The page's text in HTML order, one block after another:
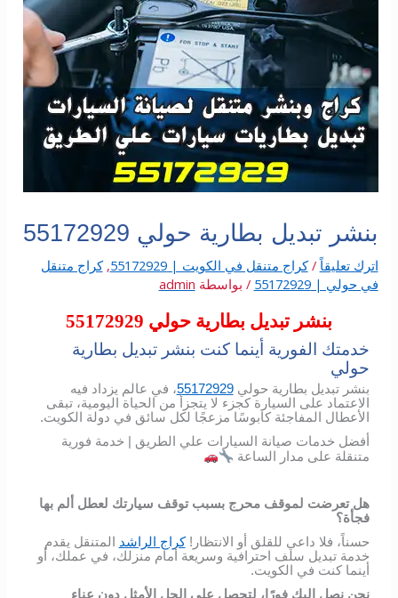
بنشر تبديل بطارية حولي 55172929
اترك تعليقاً /كراج متنقل في الكويت | 55172929 ,كراج متنقل
في حولي | 55172929
/ بواسطة admin
بنشر تبديل بطارية حولي 55172929
خدمتك الفورية أينما كنت بنشر تبديل بطارية
حولي
بنشر تبديل بطارية حولي55172929، في عالم يزداد فيه
الاعتماد على السيارة كجزء لا يتجزأ من الحياة اليومية، تبقى
الأعطال المفاجئة كابوسًا مزعجًا لكل سائق في دولة الكويت.
أفضل خدمات صيانة السيارات علي الطريق | خدمة فورية
متنقلة على مدار الساعة
هل تعرضت لموقف محرج بسبب توقف سيارتك لعطل ألم بها
فجأة؟
حسناً، فلا داعي للقلق أو الانتظار!كراج الراشد المتنقل يقدم
خدمة تبديل سلف احترافية وسريعة أمام منزلك، في عملك، أو
أينما كنت في الكويت.
نحن نصل إليك فورًا، لتحصل على الحل الأمثل دون عناء